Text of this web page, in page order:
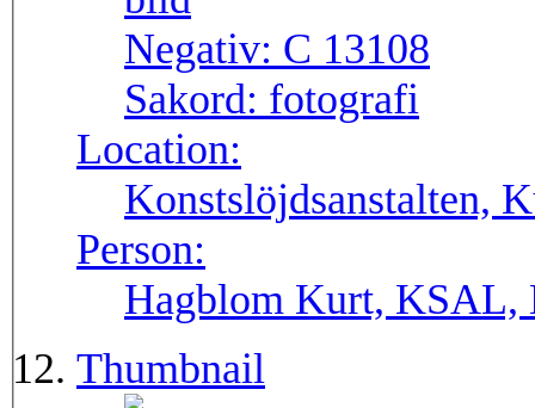
Negativ: C 13108
Sakord: fotografi
Location:
Konstslöjdsanstalten,
Person:
Hagblom Kurt, KSAL,
Thumbnail